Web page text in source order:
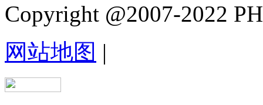
Copyright @2007-2022
网站地图 |